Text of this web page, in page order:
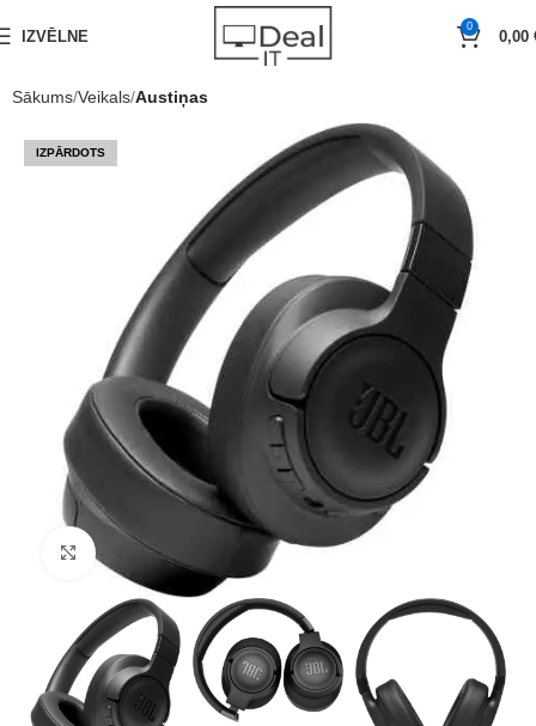
IZVĒLNE
0
0,00
Sākums Veikals Austiņas
IZPĀRDOTS
Noklikšķiniet, lai palielinātu